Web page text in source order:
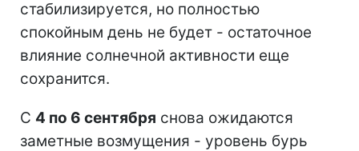
стабилизируется, но полностью
спокойным день не будет - остаточное
влияние солнечной активности еще
сохранится.
С 4 по 6 сентября снова ожидаются
заметные возмущения - уровень бурь